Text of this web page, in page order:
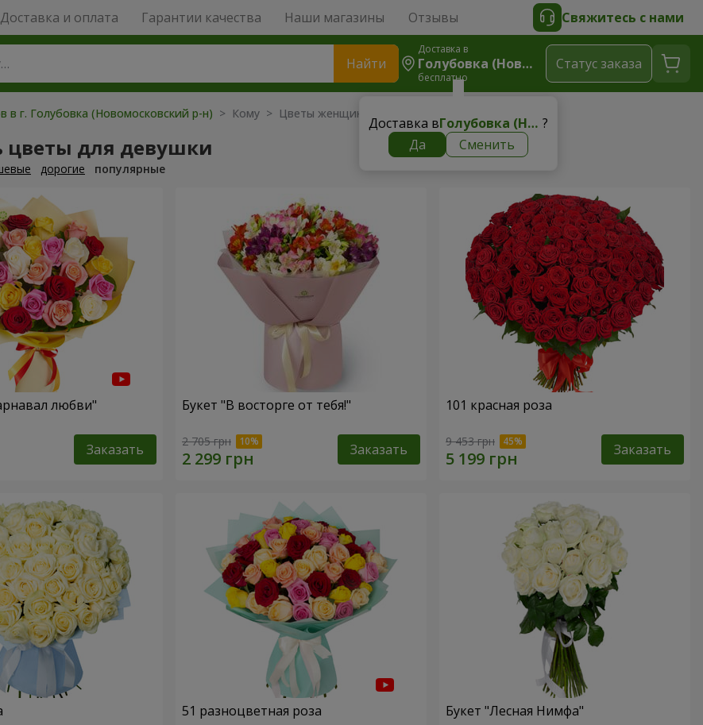
Доставка и оплата Гарантии качества Наши магазины Отзывы Свяжитесь с нами
Найти
Доставка в
Голубовка (Новомосковский Р-Н)
бесплатно
Доставка в Голубовка (Новомосковский р-н) ?
Да
Сменить
Cтатус заказа
в г. Голубовка (Новомосковский р-н) > Кому > Цветы женщине
цветы для девушки
дорогие популярные
любви"
Заказать
Букет "В восторге от тебя!"
2 705 грн Заказать
101 красная роза
9 453 грн Заказать
51 разноцветная роза Букет "Лесная Нимфа"